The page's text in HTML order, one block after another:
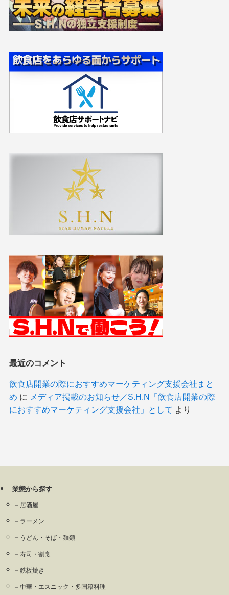
最近のコメント
飲食店開業の際におすすめマーケティング支援会社まと
め に メディア掲載のお知らせ／S.H.N「飲食店開業の際
におすすめマーケティング支援会社」として より
業態から探す
居酒屋
ラーメン
うどん・そば・麺類
寿司・割烹
鉄板焼き
中華・エスニック・多国籍料理